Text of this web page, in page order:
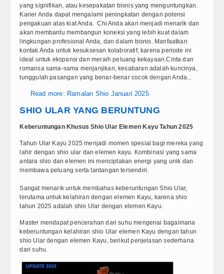
yang signifikan, atau kesepakatan bisnis yang menguntungkan.
Karier Anda dapat mengalami peningkatan dengan potensi
pengakuan atas kiat Anda. Chi Anda akan menjadi menarik dan
akan membantu membangun koneksi yang lebih kuat dalam
lingkungan profesional Anda, dan dalam bisnis. Manfaatkan
kontak Anda untuk kesuksesan kolaboratif, karena periode ini
ideal untuk ekspansi dan meraih peluang kekayaan.Cinta dan
romansa sama-sama menjanjikan, kesabaran adalah kuncinya,
tunggulah pasangan yang benar-benar cocok dengan Anda...
Read more: Ramalan Shio Januari 2025
SHIO ULAR YANG BERUNTUNG
Keberuntungan Khusus Shio Ular Elemen Kayu Tahun 2025
Tahun Ular Kayu 2025 menjadi momen spesial bagi mereka yang
lahir dengan shio ular dan elemen kayu. Kombinasi yang sama
antara shio dan elemen ini menciptakan energi yang unik dan
membawa peluang serta tantangan tersendiri.
Sangat menarik untuk membahas keberuntungan Shio Ular,
terutama untuk kelahiran dengan elemen Kayu, karena shio
tahun 2025 adalah shio Ular dengan elemen Kayu.
Master mendapat pencerahan dari suhu mengenai bagaimana
keberuntungan kelahiran shio Ular elemen Kayu dengan tahun
shio Ular dengan elemen Kayu, berikut penjelasan sederhana
dari suhu.